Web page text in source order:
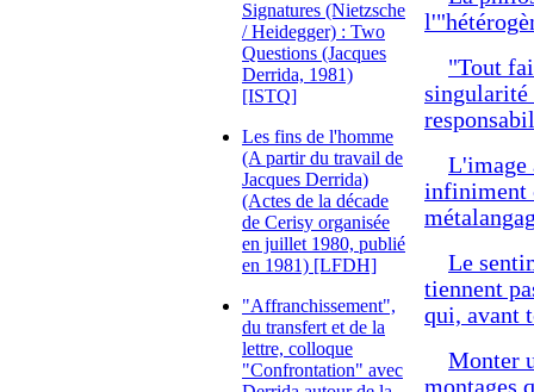
Signatures (Nietzsche
/ Heidegger) : Two
Questions (Jacques
Derrida, 1981)
[ISTQ]
Les fins de l'homme
(A partir du travail de
Jacques Derrida)
(Actes de la décade
de Cerisy organisée
en juillet 1980, publié
en 1981) [LFDH]
"Affranchissement",
du transfert et de la
lettre, colloque
"Confrontation" avec
"Tout
L'image
infiniment
Le
tiennent
qui, avant
Monter
montages